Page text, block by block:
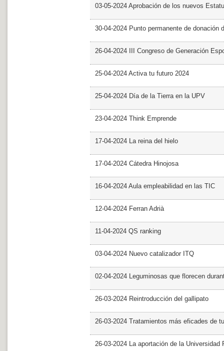
03-05-2024 Aprobación de los nuevos
30-04-2024 Punto permanente de donación
26-04-2024 III Congreso de Generación
25-04-2024 Activa tu futuro 2024
25-04-2024 Día de la Tierra en la UPV
23-04-2024 Think Emprende
17-04-2024 La reina del hielo
17-04-2024 Cátedra Hinojosa
16-04-2024 Aula empleabilidad en las TIC
12-04-2024 Ferran Adrià
11-04-2024 QS ranking
03-04-2024 Nuevo catalizador ITQ
02-04-2024 Leguminosas que florecen
26-03-2024 Reintroducción del gallipato
26-03-2024 Tratamientos más eficades de
26-03-2024 La aportación de la Universidad